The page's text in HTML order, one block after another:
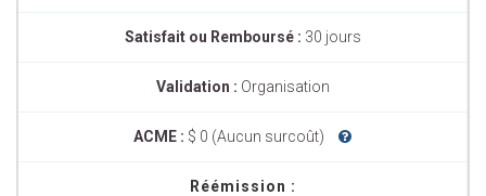
Satisfait ou Remboursé : 30 jours
Validation : Organisation
ACME : $ 0 (Aucun surcoût)
Réémission :